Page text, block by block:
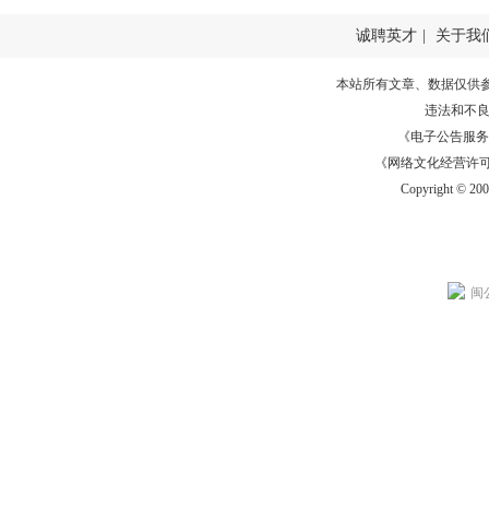
诚聘英才 关于我
本站所有文章、数据仅供
违法和不
《电子公告服务
《网络文化经营许
Copyright ©
闽